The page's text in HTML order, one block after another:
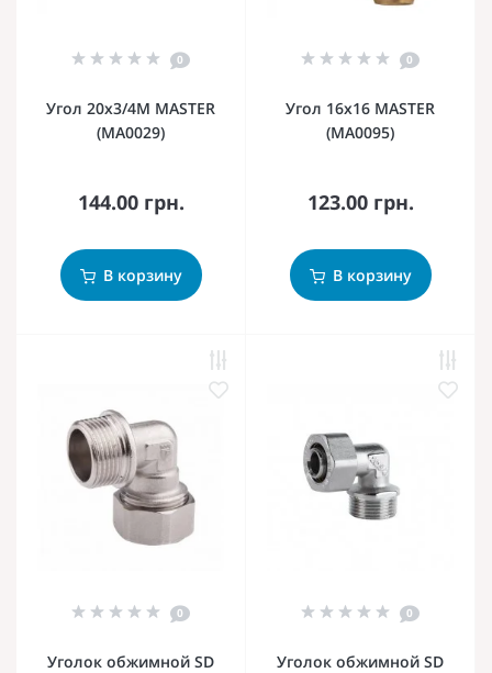
0
Угол 20x3/4M MASTER
(MA0029)
144.00 грн.
В корзину
0
Угол 16x16 MASTER
(MA0095)
123.00 грн.
В корзину
0
Уголок обжимной SD
0
Уголок обжимной SD